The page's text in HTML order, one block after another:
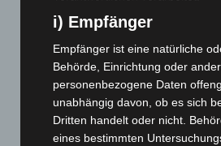
Dezember 2025
(103)
November 2025(114)
Oktober 2025(112)
September 2025 (93)
August 2025
(90)
i) Empfänger
Empfänger ist eine natürliche
Behörde, Einrichtung oder
personenbezogene Daten
unabhängig davon, ob es sich
Dritten handelt oder nicht.
eines bestimmten